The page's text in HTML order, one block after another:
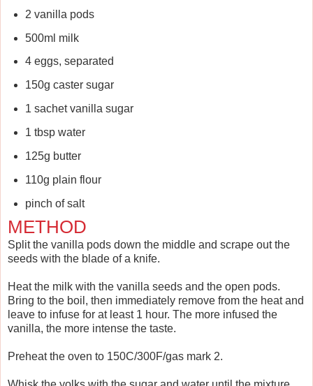
2 vanilla pods
500ml milk
4 eggs, separated
150g caster sugar
1 sachet vanilla sugar
1 tbsp water
125g butter
110g plain flour
pinch of salt
METHOD
Split the vanilla pods down the middle and scrape out the
seeds with the blade of a knife.
Heat the milk with the vanilla seeds and the open pods.
Bring to the boil, then immediately remove from the heat and
leave to infuse for at least 1 hour. The more infused the
vanilla, the more intense the taste.
Preheat the oven to 150C/300F/gas mark 2.